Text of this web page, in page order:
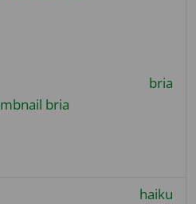
bria
haiku